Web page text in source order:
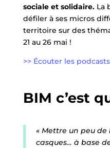
sociale et solidaire.La
défiler à ses micros
territoire sur des
21 au 26 mai !
>> Écouter les
BIM c’est
« Mettre un peu de
casques… à base